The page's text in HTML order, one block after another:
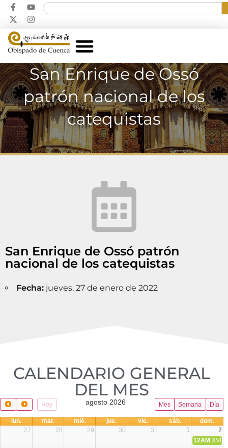
San Enrique de Ossó
patrón nacional de los
catequistas
San Enrique de Ossó patrón
nacional de los catequistas
Fecha: jueves, 27 de enero de 2022
CALENDARIO GENERAL
DEL MES​
Hoy Mes Semana Día
agosto 2026
lun. mar. mié. jue. vie. sáb.
dom.
27
28 29 30 31 1
2
12AM XVIII